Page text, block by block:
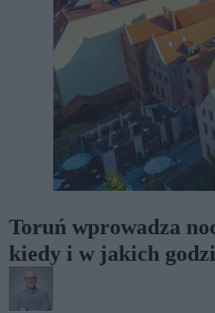
Toruń wprowadza
kiedy i w jakich